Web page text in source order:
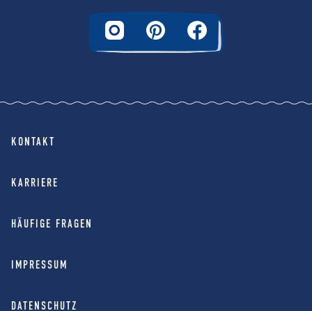
KONTAKT
KARRIERE
HÄUFIGE FRAGEN
IMPRESSUM
DATENSCHUTZ